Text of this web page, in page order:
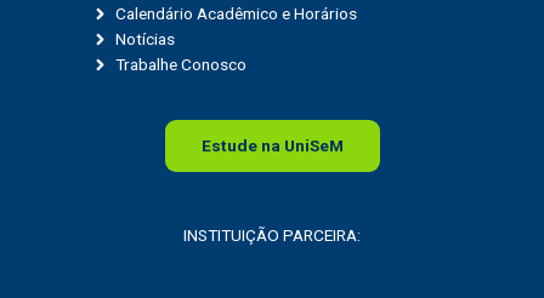
Calendário Acadêmico e Horários
Notícias
Trabalhe Conosco
Estude na UniSeM
INSTITUIÇÃO PARCEIRA: